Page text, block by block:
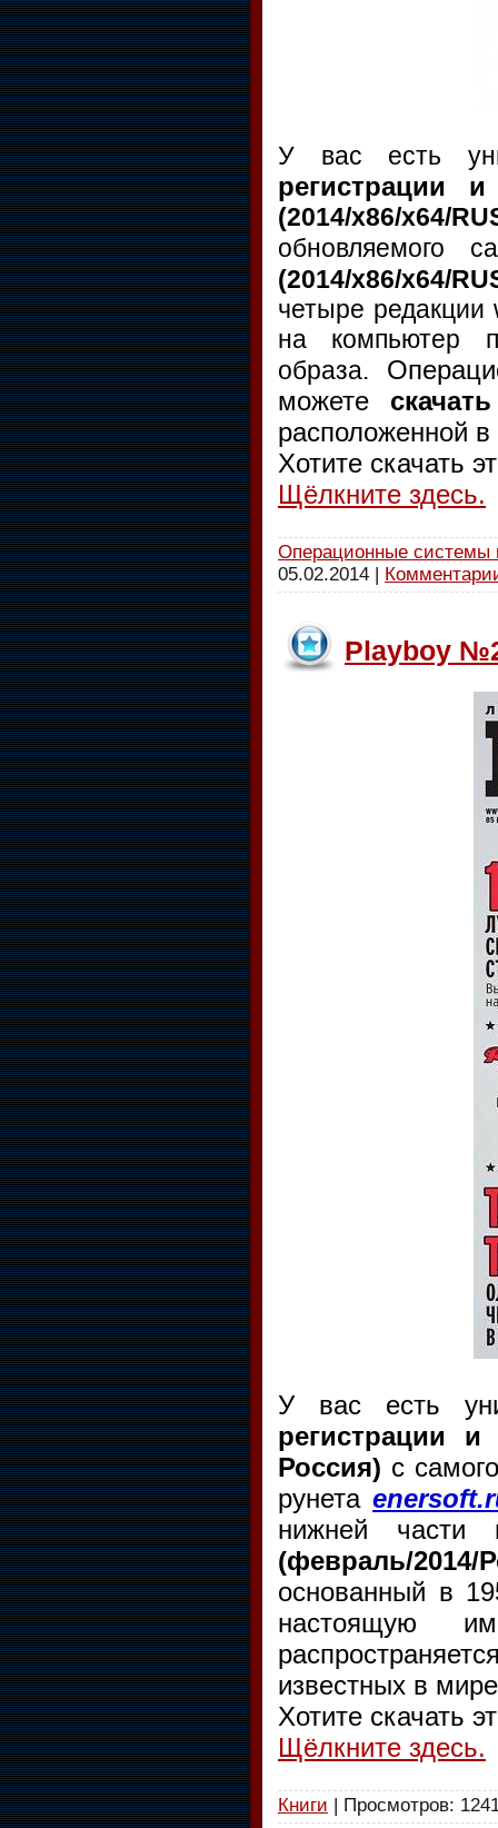
У вас есть
регистрации
(2014/x86/x64/
обновляемого
(2014/x86/x64/
четыре редакции
на компьютер
образа.
можете
расположенной
Хотите скачать
Щёлкните здесь.
Операционные системы
05.02.2014
Playboy
У вас есть
регистрации и
Россия) с
рунета
нижней части
(февраль/2014/
основанный в
настоящую
известных в
Хотите скачать
Щёлкните здесь.
Книги | Просмотров: